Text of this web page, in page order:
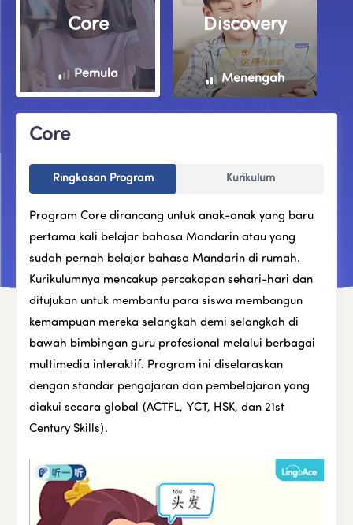
Core
Pemula
Discovery
Menengah
Core
Ringkasan Program Kurikulum
Program Core dirancang untuk anak-anak yang baru
pertama kali belajar bahasa Mandarin atau yang
sudah pernah belajar bahasa Mandarin di rumah.
Kurikulumnya mencakup percakapan sehari-hari dan
ditujukan untuk membantu para siswa membangun
kemampuan mereka selangkah demi selangkah di
bawah bimbingan guru profesional melalui berbagai
multimedia interaktif. Program ini diselaraskan
dengan standar pengajaran dan pembelajaran yang
diakui secara global (ACTFL, YCT, HSK, dan 21st
Century Skills).